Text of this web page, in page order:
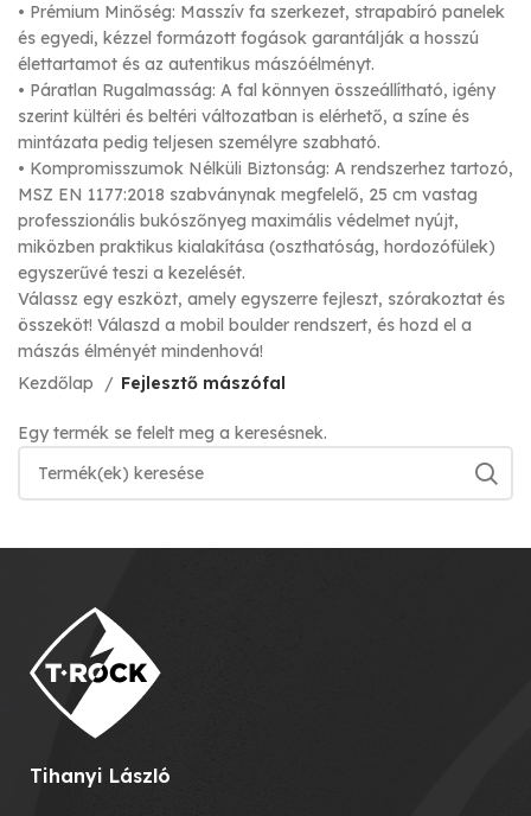
• Prémium Minőség: Masszív fa szerkezet, strapabíró panelek
és egyedi, kézzel formázott fogások garantálják a hosszú
élettartamot és az autentikus mászóélményt.
• Páratlan Rugalmasság: A fal könnyen összeállítható, igény
szerint kültéri és beltéri változatban is elérhető, a színe és
mintázata pedig teljesen személyre szabható.
• Kompromisszumok Nélküli Biztonság: A rendszerhez tartozó,
MSZ EN 1177:2018 szabványnak megfelelő, 25 cm vastag
professzionális bukószőnyeg maximális védelmet nyújt,
miközben praktikus kialakítása (oszthatóság, hordozófülek)
egyszerűvé teszi a kezelését.
Válassz egy eszközt, amely egyszerre fejleszt, szórakoztat és
összeköt! Válaszd a mobil boulder rendszert, és hozd el a
mászás élményét mindenhová!
Kezdőlap
Fejlesztő mászófal
Egy termék se felelt meg a keresésnek.
Tihanyi László